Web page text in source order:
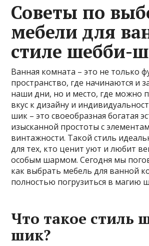
Советы по
мебели для
стиле шебби-
Ванная комната – это не только
пространство, где начинаются и
наши дни, но и место, где можно
вкус к дизайну и
шик – это своеобразная богатая
изысканной простоты с
винтажности. Такой стиль
для тех, кто ценит уют и любит
особым шармом. Сегодня мы
как выбрать мебель для ванной
полностью погрузиться в магию
Что такое стиль
шик?